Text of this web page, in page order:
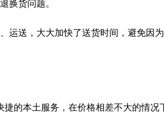
换货问题。
运送，大大加快了送货时间，避免因
的本土服务，在价格相差不大的情